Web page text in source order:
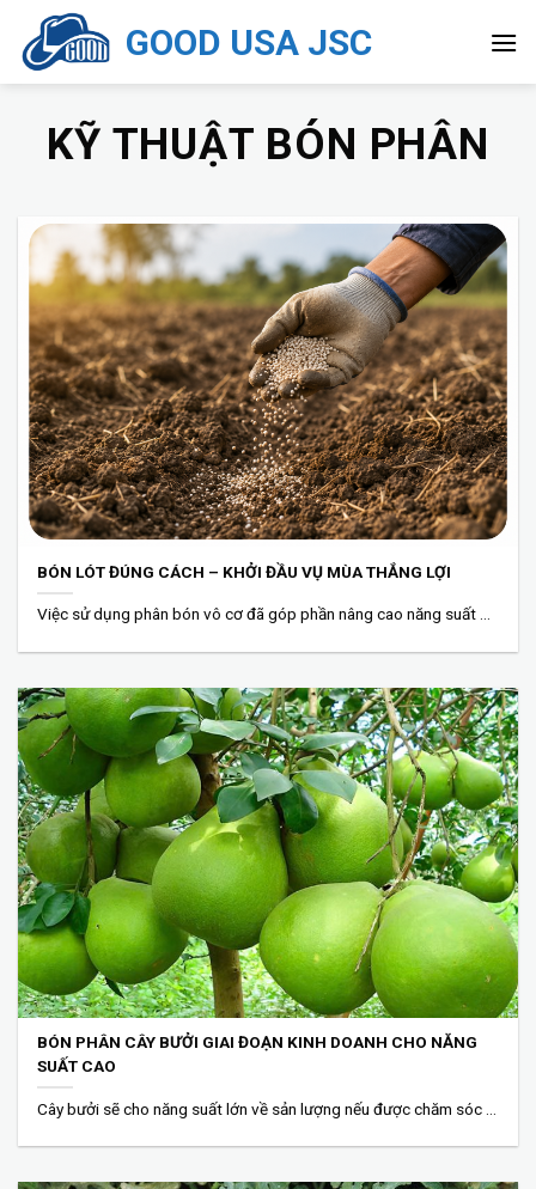
Chuyển
đến
GOOD USA JSC
KỸ THUẬT BÓN PHÂN
BÓN LÓT ĐÚNG CÁCH – KHỞI ĐẦU VỤ MÙA THẮNG LỢI
Việc sử dụng phân bón vô cơ đã góp phần nâng cao năng suất cây...
BÓN PHÂN CÂY BƯỞI GIAI ĐOẠN KINH DOANH CHO NĂNG
SUẤT CAO